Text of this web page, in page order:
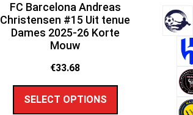
FC Barcelona Andreas
Christensen #15 Uit tenue
Dames 2025-26 Korte
Mouw
€33.68
SELECT OPTIONS